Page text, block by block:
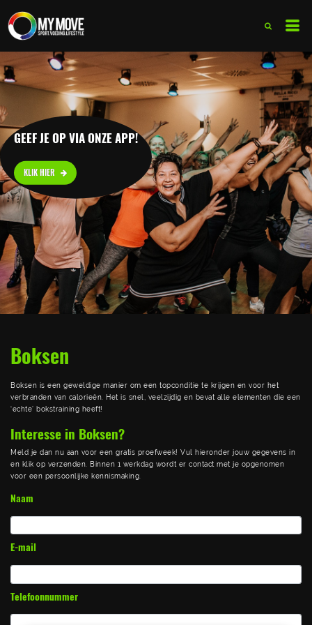
GEEF JE OP VIA ONZE APP!
KLIK HIER
Boksen
Boksen is een geweldige manier om een topconditie te krijgen en voor het
verbranden van calorieën. Het is snel, veelzijdig en bevat alle elementen die een
‘echte’ bokstraining heeft!
Interesse in Boksen?
Meld je dan nu aan voor een gratis proefweek! Vul hieronder jouw gegevens in
en klik op verzenden. Binnen 1 werkdag wordt er contact met je opgenomen
voor een persoonlijke kennismaking.
Naam
E-mail
Telefoonnummer